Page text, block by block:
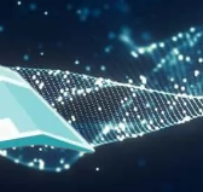
comportements, en
de la
spécifiques
liées à la
comportementaux